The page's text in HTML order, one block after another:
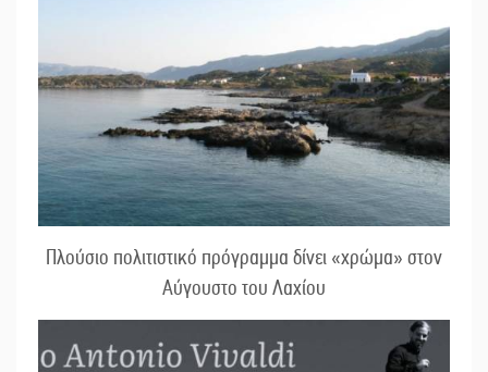
Πλούσιο πολιτιστικό πρόγραμμα δίνει «χρώμα» στον
Αύγουστο του Λαχίου